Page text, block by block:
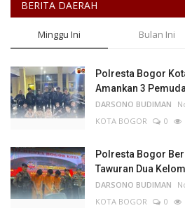
BERITA DAERAH
Minggu Ini Bulan Ini
Polresta Bogor
Amankan 3 Pemuda
DARSONO BUDIMAN
KOTA BOGOR
0
Polresta Bogor
Tawuran Dua
DARSONO BUDIMAN
KOTA BOGOR
0